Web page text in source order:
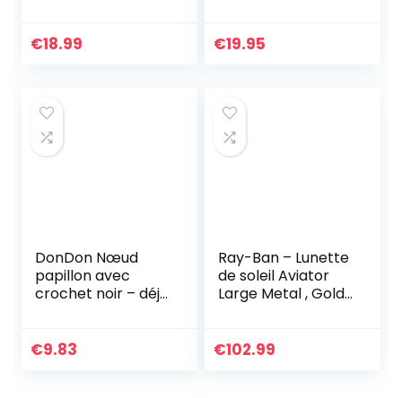
Automatique
Original Idee
Cadeaux Noël
€18.99 €19.95
DonDon Nœud
papillon avec
crochet noir – déjà
€9.83
Ray-Ban – Lunette
de soleil Aviator
Large Metal , Gold
€102.99